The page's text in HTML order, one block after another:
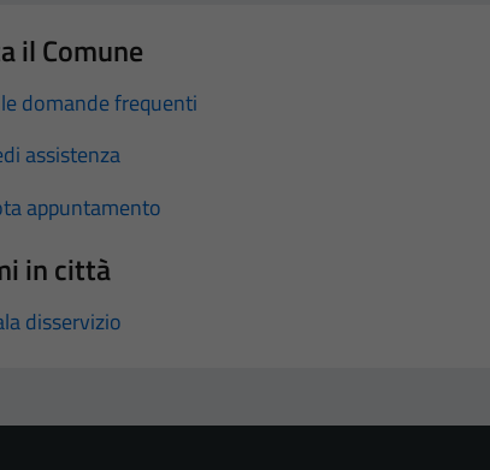
il Comune
domande frequenti
assistenza
appuntamento
in città
disservizio